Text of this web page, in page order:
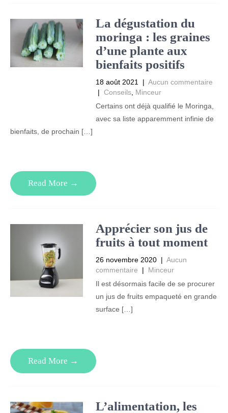
La dégustation du
moringa : les graines
d’une plante aux
bienfaits positifs
18 août 2021 | Aucun commentaire
| Conseils, Minceur
Certains ont déjà qualifié le Moringa,
avec sa liste apparemment infinie de
bienfaits, de prochain […]
Read More →
Apprécier son jus de
fruits à tout moment
26 novembre 2020 | Aucun
commentaire
| Minceur
Il est désormais facile de se procurer
un jus de fruits empaqueté en grande
surface […]
Read More →
L’alimentation, les